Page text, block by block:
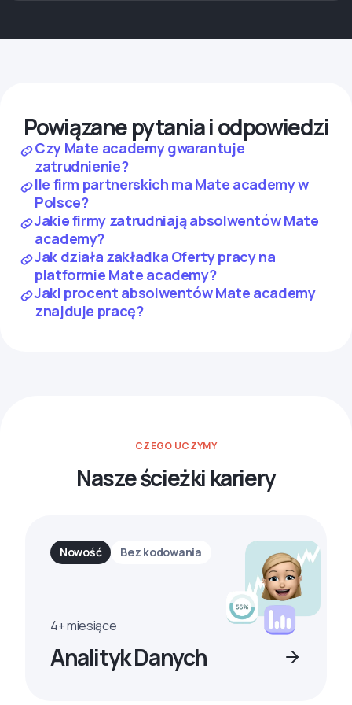
Powiązane pytania i odpowiedzi
Czy Mate academy gwarantuje
zatrudnienie?
Ile firm partnerskich ma Mate academy w
Polsce?
Jakie firmy zatrudniają absolwentów Mate
academy?
Jak działa zakładka Oferty pracy na
platformie Mate academy?
Jaki procent absolwentów Mate academy
znajduje pracę?
CZEGO UCZYMY
Nasze ścieżki kariery
Nowość Bez kodowania
4+ miesiące
Analityk Danych